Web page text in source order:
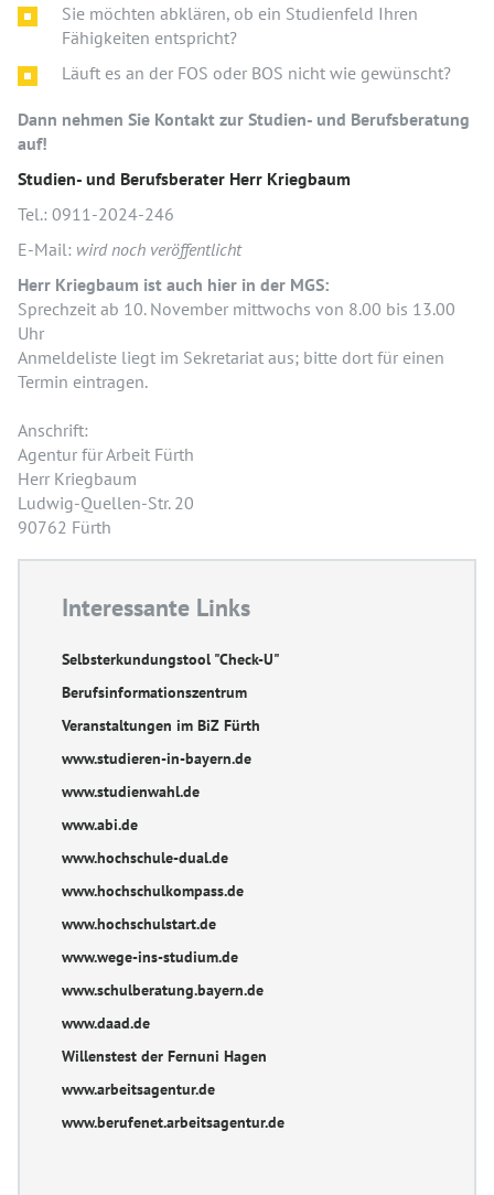
Sie möchten abklären, ob ein Studienfeld Ihren
Fähigkeiten entspricht?
Läuft es an der FOS oder BOS nicht wie gewünscht?
Dann nehmen Sie Kontakt zur Studien- und Berufsberatung
auf!
Studien- und Berufsberater Herr Kriegbaum
Tel.: 0911-2024-246
E-Mail: wird noch veröffentlicht
Herr Kriegbaum ist auch hier in der MGS:
Sprechzeit ab 10. November mittwochs von 8.00 bis 13.00
Uhr
Anmeldeliste liegt im Sekretariat aus; bitte dort für einen
Termin eintragen.
Anschrift:
Agentur für Arbeit Fürth
Herr Kriegbaum
Ludwig-Quellen-Str. 20
90762 Fürth
Interessante Links
Selbsterkundungstool "Check-U"
Berufsinformationszentrum
Veranstaltungen im BiZ Fürth
www.studieren-in-bayern.de
www.studienwahl.de
www.abi.de
www.hochschule-dual.de
www.hochschulkompass.de
www.hochschulstart.de
www.wege-ins-studium.de
www.schulberatung.bayern.de
www.daad.de
Willenstest der Fernuni Hagen
www.arbeitsagentur.de
www.berufenet.arbeitsagentur.de